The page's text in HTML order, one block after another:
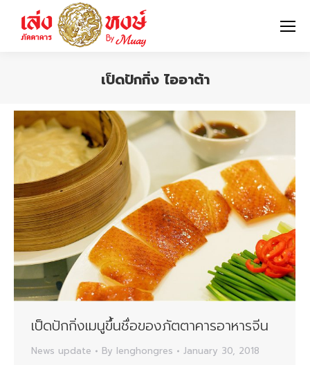
เป็ดปักกิ่ง ไออาต้า
เป็ดปักกิ่งเมนูขึ้นชื่อของภัตตาคารอาหารจีน
News update By lenghongres January 30, 2018